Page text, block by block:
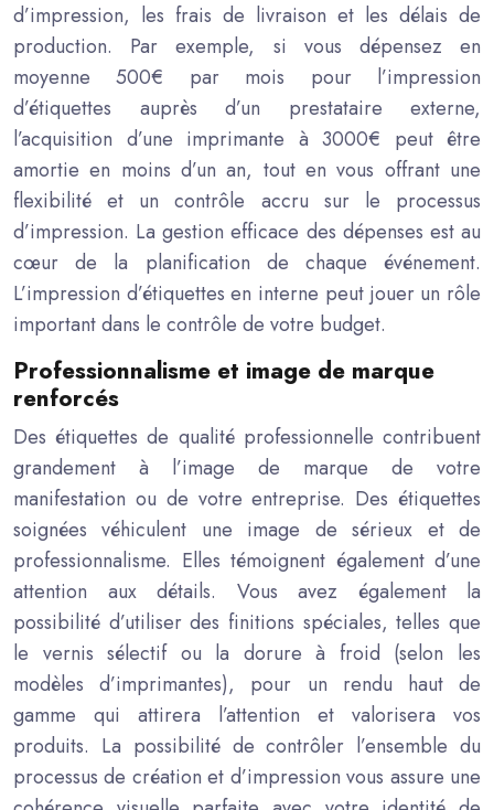
d’impression, les frais de livraison et les délais de
production. Par exemple, si vous dépensez en
moyenne 500€ par mois pour l’impression
d’étiquettes auprès d’un prestataire externe,
l’acquisition d’une imprimante à 3000€ peut être
amortie en moins d’un an, tout en vous offrant une
flexibilité et un contrôle accru sur le processus
d’impression. La gestion efficace des dépenses est au
cœur de la planification de chaque événement.
L’impression d’étiquettes en interne peut jouer un rôle
important dans le contrôle de votre budget.
Professionnalisme et image de marque
renforcés
Des étiquettes de qualité professionnelle contribuent
grandement à l’image de marque de votre
manifestation ou de votre entreprise. Des étiquettes
soignées véhiculent une image de sérieux et de
professionnalisme. Elles témoignent également d’une
attention aux détails. Vous avez également la
possibilité d’utiliser des finitions spéciales, telles que
le vernis sélectif ou la dorure à froid (selon les
modèles d’imprimantes), pour un rendu haut de
gamme qui attirera l’attention et valorisera vos
produits. La possibilité de contrôler l’ensemble du
processus de création et d’impression vous assure une